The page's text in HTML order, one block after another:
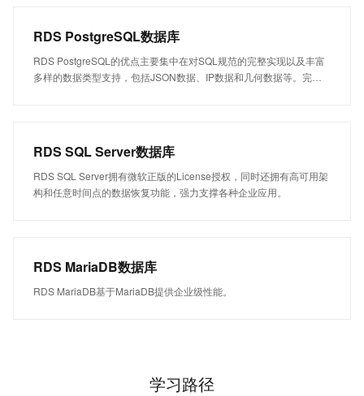
RDS PostgreSQL数据库
RDS PostgreSQL的优点主要集中在对SQL规范的完整实现以及丰富
多样的数据类型支持，包括JSON数据、IP数据和几何数据等。完美
RDS SQL Server数据库
RDS SQL Server拥有微软正版的License授权，同时还拥有高可用架
构和任意时间点的数据恢复功能，强力支撑各种企业应用。
RDS MariaDB数据库
RDS MariaDB基于MariaDB提供企业级性能。
学习路径